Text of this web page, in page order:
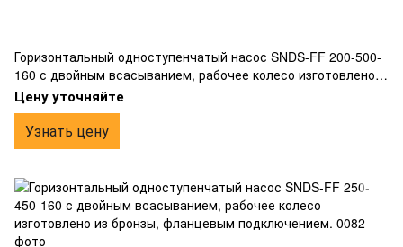
Горизонтальный одноступенчатый насос SNDS-FF 200-500-
160 с двойным всасыванием, рабочее колесо изготовлено
из бронзы, фланцевым подключением.
Цену уточняйте
Узнать цену